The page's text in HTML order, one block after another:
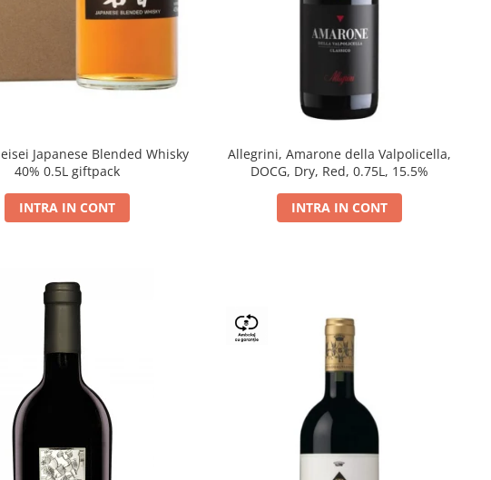
Japanese Blended Whisky
40% 0.5L giftpack
INTRA IN CONT
Allegrini, Amarone della Valpolicella,
DOCG, Dry, Red, 0.75L, 15.5%
INTRA IN CONT